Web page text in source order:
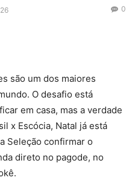
0
são um dos maiores
O desafio está
em casa, mas a verdade
x Escócia, Natal já está
Seleção confirmar o
direto no pagode, no